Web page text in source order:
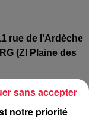
rue de l'Ardèche
(ZI Plaine des
notre priorité
sans accepter